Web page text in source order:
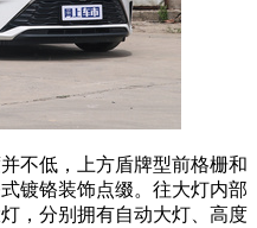
不低，上方盾牌型前格栅和
镀铬装饰点缀。往大灯内部
，分别拥有自动大灯、高度